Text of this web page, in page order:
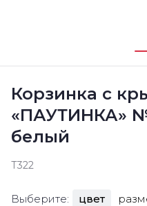
Корзинка с
«ПАУТИНКА»
белый
Т322
Выберите: цвет